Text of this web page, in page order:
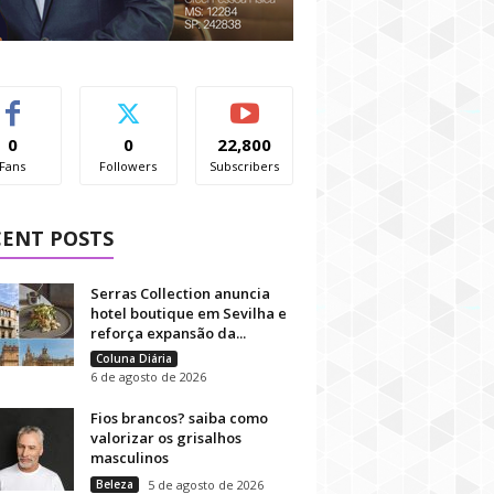
0
Fans
0
Followers
22,800
Subscribers
POSTS
Serras Collection anuncia
hotel boutique em Sevilha e
reforça expansão da...
Coluna Diária
6 de agosto de 2026
Fios brancos? saiba como
valorizar os grisalhos
masculinos
Beleza 5 de agosto de 2026